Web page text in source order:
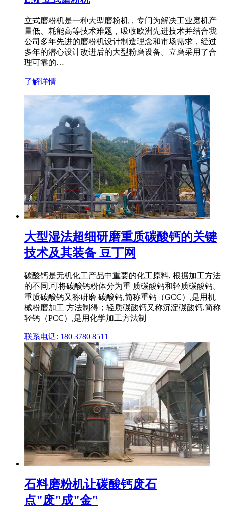
立式磨粉机是一种大型磨粉机，专门为解决工业磨机产
量低、耗能高等技术难题，吸收欧洲先进技术并结合我
公司多年先进的磨粉机设计制造理念和市场需求，经过
多年的潜心设计改进后的大型粉磨设备。立磨采用了合
理可靠的…
了解详情
大型湿法超细研磨重质碳酸钙的关键
技术及其装备 豆丁网
碳酸钙是无机化工产品中重要的化工原料, 根据加工方法
的不同,可将碳酸钙粉体分为重 质碳酸钙和轻质碳酸钙。
重质碳酸钙又称研磨 碳酸钙,简称重钙（GCC）,是用机
械粉磨加工 方法制得；轻质碳酸钙又称沉淀碳酸钙,简称
轻钙（PCC）,是用化学加工方法制
联系电话: 180 3780 8511
石料磨粉机让碳酸钙废石
点"废"成"金"